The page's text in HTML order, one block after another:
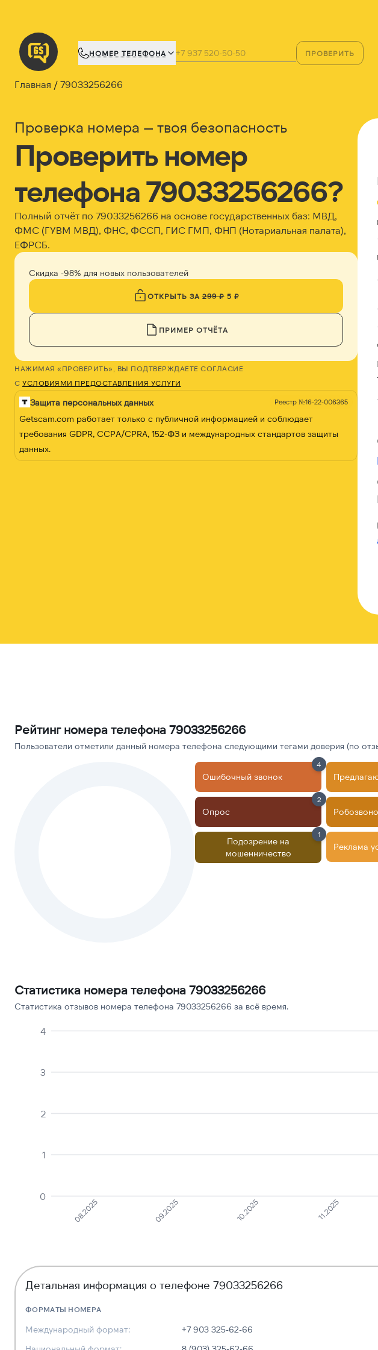
НОМЕР ТЕЛЕФОНА ПРОВЕРИТЬ
Главная 79033256266
Проверка номера — твоя безопасность
Проверить номер
телефона 79033256266?
Полный отчёт по 79033256266 на основе государственных баз: МВД,
ФМС (ГУВМ МВД), ФНС, ФССП, ГИС ГМП, ФНП (Нотариальная палата),
ЕФРСБ.
Скидка -98% для новых пользователей
ОТКРЫТЬ ЗА299 ₽5 ₽
ПРИМЕР ОТЧЁТА
НАЖИМАЯ «ПРОВЕРИТЬ», ВЫ ПОДТВЕРЖДАЕТЕ СОГЛАСИЕ
С УСЛОВИЯМИ ПРЕДОСТАВЛЕНИЯ УСЛУГИ
Защита персональных данных Реестр №16-22-006365
Getscam.com работает только с публичной информацией и соблюдает
требования GDPR, CCPA/CPRA, 152-ФЗ и международных стандартов защиты
данных.
Рейтинг номера телефона 79033256266
Пользователи отметили данный номера телефона следующими тегами доверия (по
Ошибочный звонок
4
Опрос
2
Подозрение на
мошенничество
1
Реклама
Статистика номера телефона 79033256266
Статистика отзывов номера телефона 79033256266 за всё время.
0
1
2
3
4
08.2025 09.2025 10.2025 11.2025
Детальная информация о телефоне 79033256266
ФОРМАТЫ НОМЕРА
Международный формат:
+7 903 325-62-66